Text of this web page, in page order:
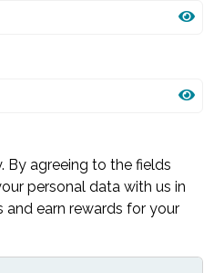
By agreeing to the fields
personal data with us in
and earn rewards for your